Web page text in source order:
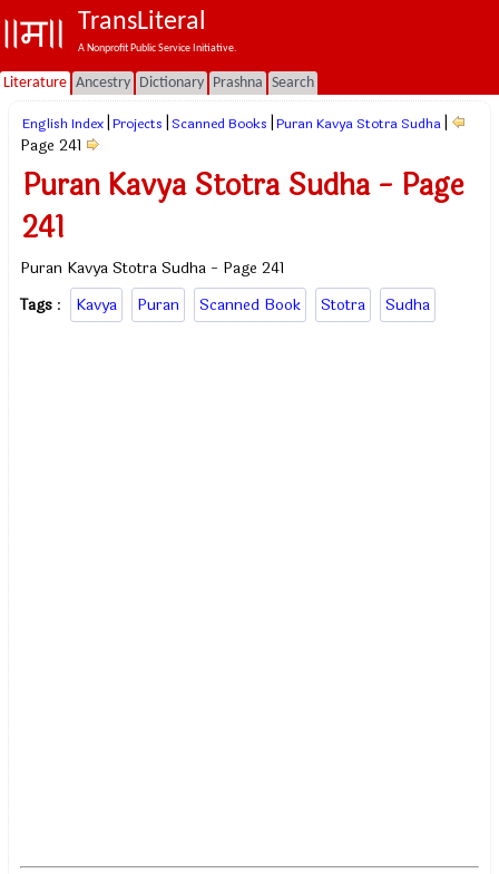
TransLiteral
A Nonprofit Public Service Initiative.
Literature Ancestry Dictionary Prashna Search
English Index Projects Scanned Books Puran Kavya Stotra Sudha
Page 241
Puran Kavya Stotra Sudha - Page
241
Puran Kavya Stotra Sudha - Page 241
Tags : Kavya Puran Scanned Book Stotra Sudha